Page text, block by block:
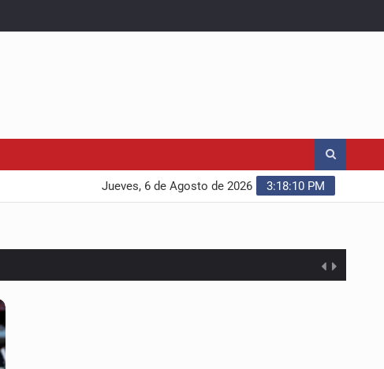
3:18:11 PM
Jueves, 6 de Agosto de 2026